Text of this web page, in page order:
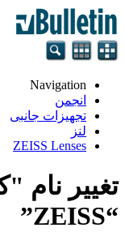
Navigation
انجمن
تجهيزات جانبی
لنز
ZEISS Lenses
تغییر نام
“ZEISS”